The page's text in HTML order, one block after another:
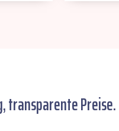
transparente Preise.